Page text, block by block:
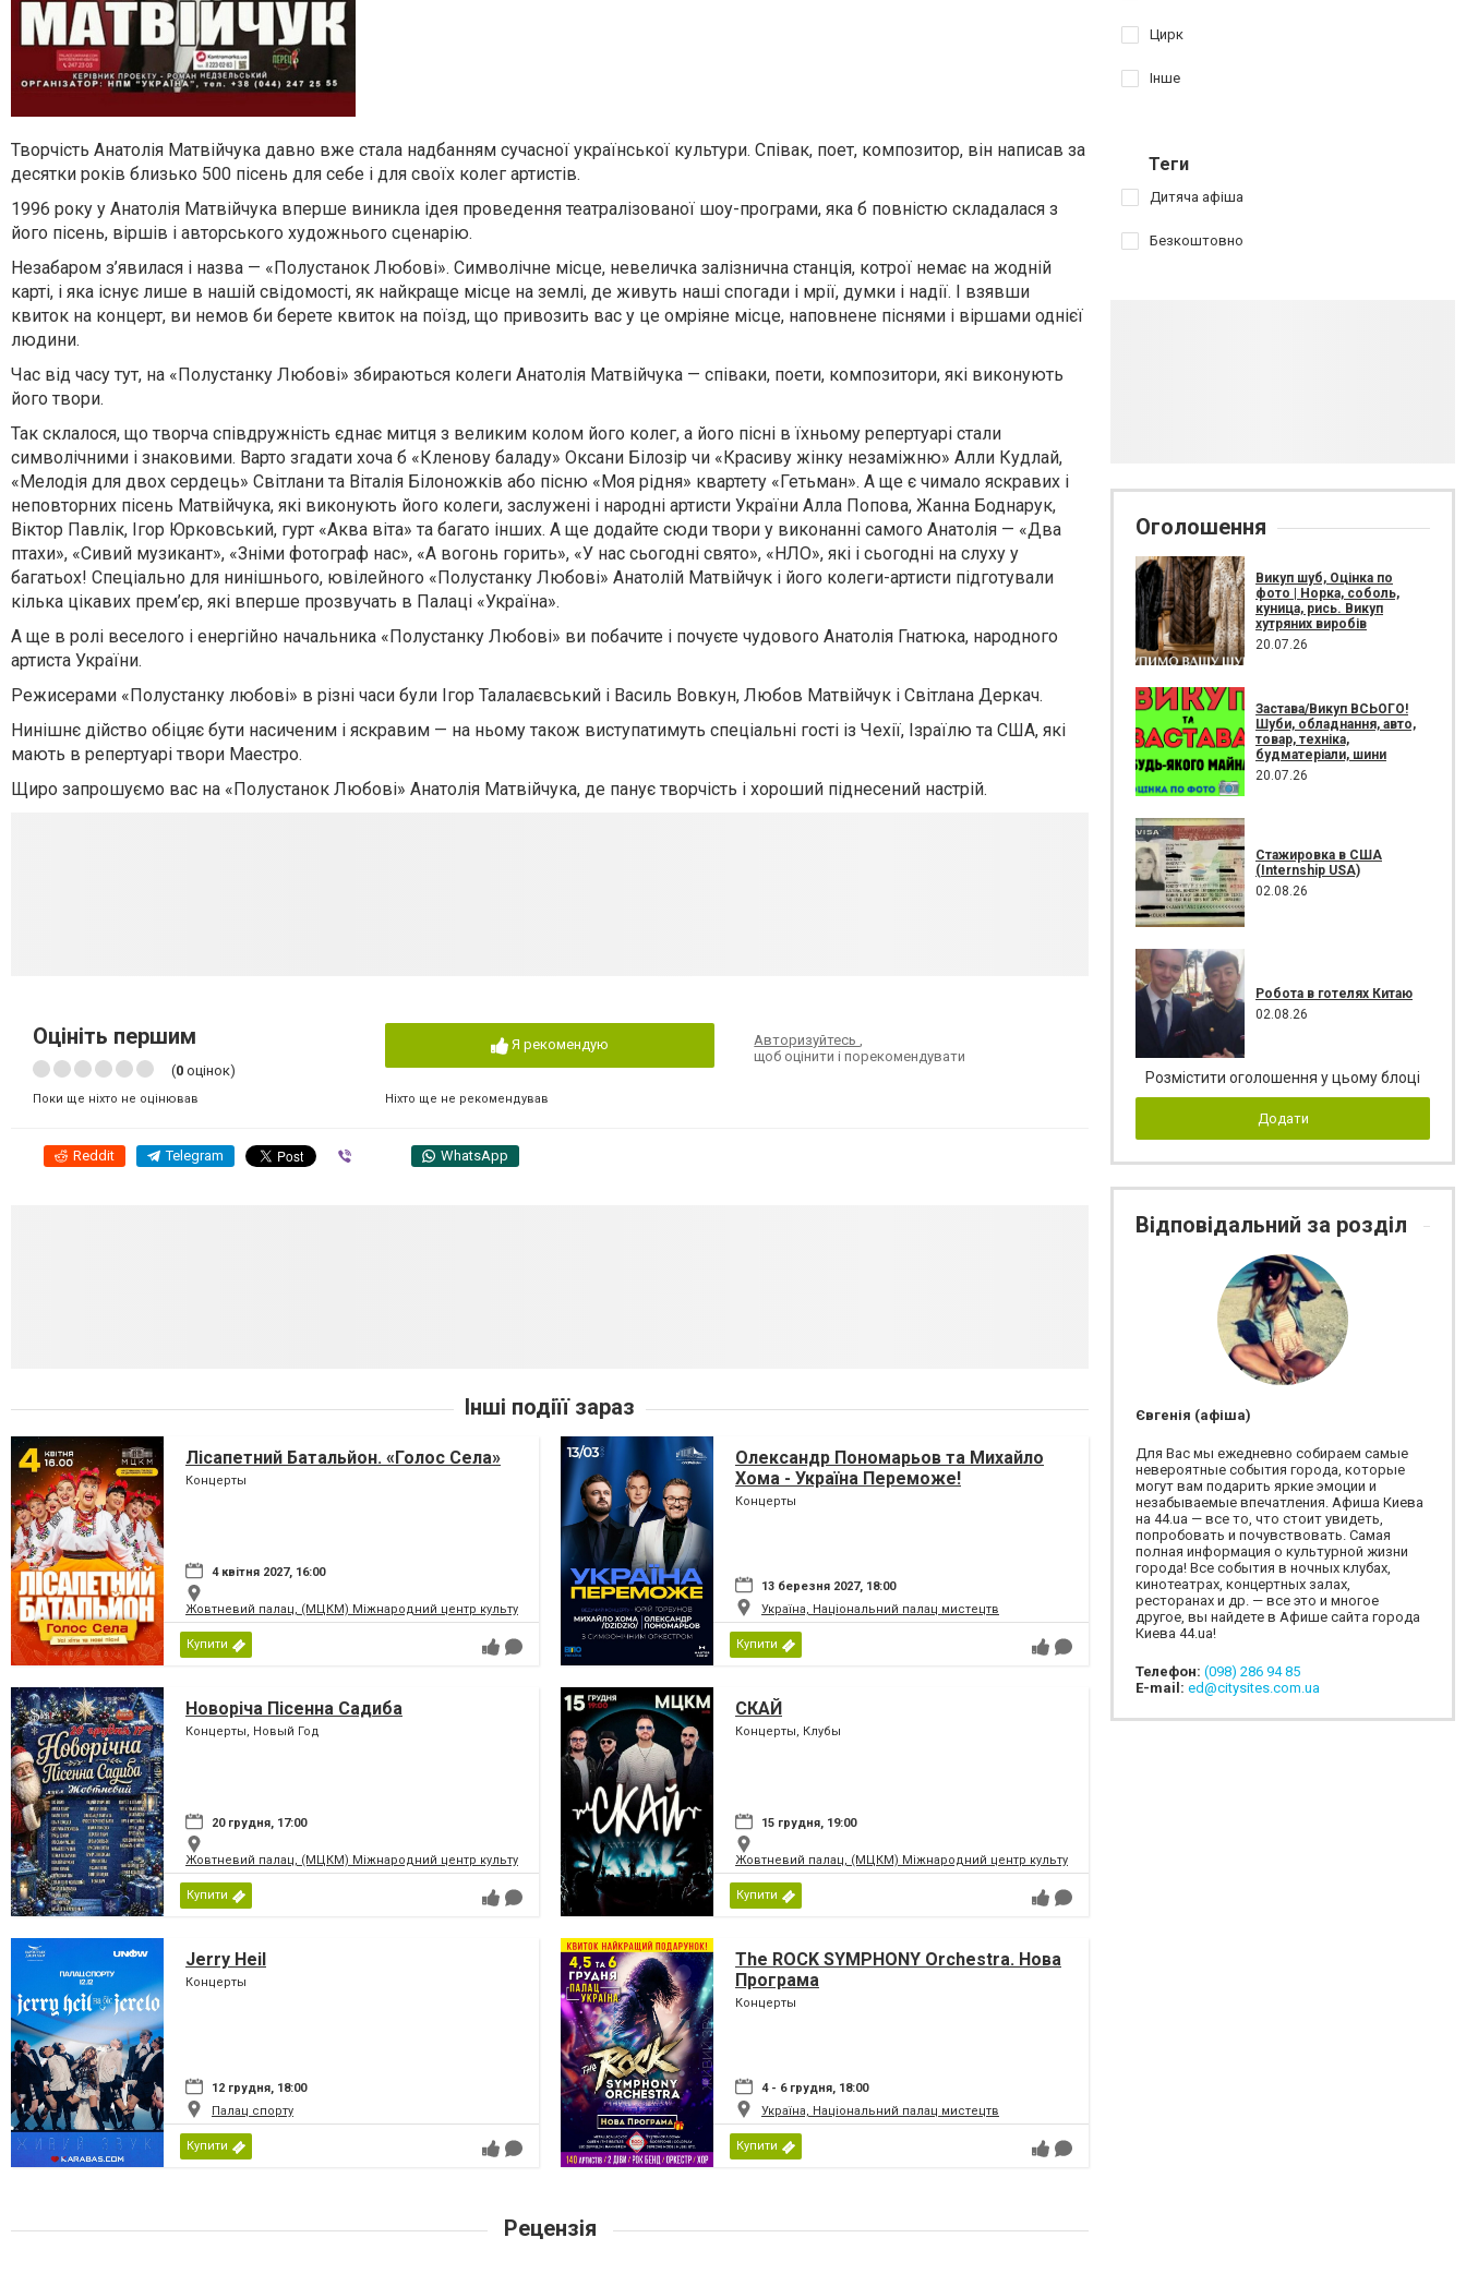
Творчість Анатолія Матвійчука давно вже стала надбанням сучасної української культури. Співак, поет, композитор, він написав за
десятки років близько 500 пісень для себе і для своїх колег артистів.
1996 року у Анатолія Матвійчука вперше виникла ідея проведення театралізованої шоу-програми, яка б повністю складалася з
його пісень, віршів і авторського художнього сценарію.
Незабаром з’явилася і назва — «Полустанок Любові». Символічне місце, невеличка залізнична станція, котрої немає на жодній
карті, і яка існує лише в нашій свідомості, як найкраще місце на землі, де живуть наші спогади і мрії, думки і надії. І взявши
квиток на концерт, ви немов би берете квиток на поїзд, що привозить вас у це омріяне місце, наповнене піснями і віршами однієї
людини.
Час від часу тут, на «Полустанку Любові» збираються колеги Анатолія Матвійчука — співаки, поети, композитори, які виконують
його твори.
Так склалося, що творча співдружність єднає митця з великим колом його колег, а його пісні в їхньому репертуарі стали
символічними і знаковими. Варто згадати хоча б «Кленову баладу» Оксани Білозір чи «Красиву жінку незаміжню» Алли Кудлай,
«Мелодія для двох сердець» Світлани та Віталія Білоножків або пісню «Моя рідня» квартету «Гетьман». А ще є чимало яскравих і
неповторних пісень Матвійчука, які виконують його колеги, заслужені і народні артисти України Алла Попова, Жанна Боднарук,
Віктор Павлік, Ігор Юрковський, гурт «Аква віта» та багато інших. А ще додайте сюди твори у виконанні самого Анатолія — «Два
птахи», «Сивий музикант», «Зніми фотограф нас», «А вогонь горить», «У нас сьогодні свято», «НЛО», які і сьогодні на слуху у
багатьох! Спеціально для нинішнього, ювілейного «Полустанку Любові» Анатолій Матвійчук і його колеги-артисти підготували
кілька цікавих прем’єр, які вперше прозвучать в Палаці «Україна».
А ще в ролі веселого і енергійно начальника «Полустанку Любові» ви побачите і почуєте чудового Анатолія Гнатюка, народного
артиста України.
Режисерами «Полустанку любові» в різні часи були Ігор Талалаєвський і Василь Вовкун, Любов Матвійчук і Світлана Деркач.
Нинішнє дійство обіцяє бути насиченим і яскравим — на ньому також виступатимуть спеціальні гості із Чехії, Ізраїлю та США, які
мають в репертуарі твори Маестро.
Щиро запрошуємо вас на «Полустанок Любові» Анатолія Матвійчука, де панує творчість і хороший піднесений настрій.
Оцініть першим
(0 оцінок)
Поки ще ніхто не оцінював
Я рекомендую
Ніхто ще не рекомендував
Авторизуйтесь,
щоб оцінити і порекомендувати
Reddit Telegram WhatsApp
Інші подіїї зараз
Лісапетний Батальйон. «Голос Села»
Концерты
4 квітня 2027, 16:00
Жовтневий палац, (МЦКМ) Міжнародний центр культури і мистецтв Федерації профспілок України
Купити
Олександр Пономарьов та Михайло
Хома - Україна Переможе!
Концерты
13 березня 2027, 18:00
Україна, Національний палац мистецтв
Купити
Новоріча Пісенна Садиба
Концерты, Новый Год
20 грудня, 17:00
Жовтневий палац, (МЦКМ) Міжнародний центр культури і мистецтв Федерації профспілок України
Купити
СКАЙ
Концерты, Клубы
15 грудня, 19:00
Жовтневий палац, (МЦКМ) Міжнародний центр культури і мистецтв Федерації профспілок України
Купити
Jerry Heil
Концерты
12 грудня, 18:00
Палац спорту
Купити
The ROCK SYMPHONY Orchestra. Нова
Програма
Концерты
4 - 6 грудня, 18:00
Україна, Національний палац мистецтв
Купити
Рецензія
Цирк
Інше
Теги
Дитяча афіша
Безкоштовно
Оголошення
Викуп шуб, Оцінка по
фото | Норка, соболь,
куница, рись. Викуп
хутряних виробів
20.07.26
Застава/Викуп ВСЬОГО!
Шуби, обладнання, авто,
товар, техніка,
будматеріали, шини
20.07.26
Стажировка в США
(Internship USA)
02.08.26
Робота в готелях Китаю
02.08.26
Розмістити оголошення у цьому блоці
Додати
Відповідальний за розділ
Євгенія (афіша)
Для Вас мы ежедневно собираем самые
невероятные события города, которые
могут вам подарить яркие эмоции и
незабываемые впечатления. Афиша Киева
на 44.ua — все то, что стоит увидеть,
попробовать и почувствовать. Самая
полная информация о культурной жизни
города! Все события в ночных клубах,
кинотеатрах, концертных залах,
ресторанах и др. — все это и многое
другое, вы найдете в Афише сайта города
Киева 44.ua!
Телефон: (098) 286 94 85
E-mail: ed@citysites.com.ua